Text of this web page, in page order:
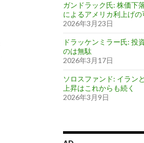
ガンドラック氏: 株価下
によるアメリカ利上げの
2026年3月23日
ドラッケンミラー氏: 投
のは無駄
2026年3月17日
ソロスファンド: イラン
上昇はこれからも続く
2026年3月9日